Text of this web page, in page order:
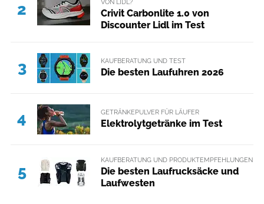
2
Crivit Carbonlite 1.0 von
Discounter Lidl im Test
3 KAUFBERATUNG UND TEST
Die besten Laufuhren 2026
4 GETRÄNKEPULVER FÜR LÄUFER
Elektrolytgetränke im Test
5
KAUFBERATUNG UND PRODUKTEMPFEHLUNGEN
Die besten Laufrucksäcke und
Laufwesten